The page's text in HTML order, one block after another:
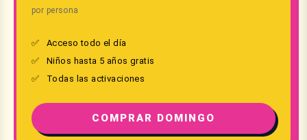
por persona
Acceso todo el día
Niños hasta 5 años gratis
Todas las activaciones
COMPRAR DOMINGO